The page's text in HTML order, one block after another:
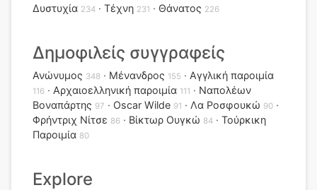
Δυστυχία 234 Τέχνη 231 Θάνατος 226
Δημοφιλείς συγγραφείς
Ανώνυμος 348 Μένανδρος 155 Αγγλική παροιμία
116 Αρχαιοελληνική παροιμία 111
Ναπολέων
Βοναπάρτης 97 Oscar Wilde 91 Λα Ροσφουκώ 90
Φρήντριχ Νίτσε 86 Βίκτωρ Ουγκώ 84
Τούρκικη
Παροιμία 80
Explore